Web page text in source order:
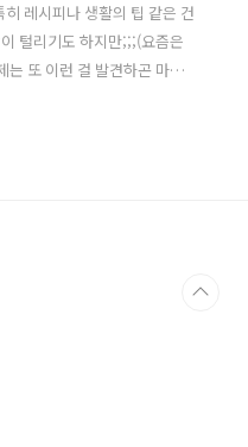
레시피나 생활의 팁 같은 건
털리기도 하지만;;;(요즘은
는 또 이런 걸 발견하곤 마음
딱이도 말랑이도 아닌애매